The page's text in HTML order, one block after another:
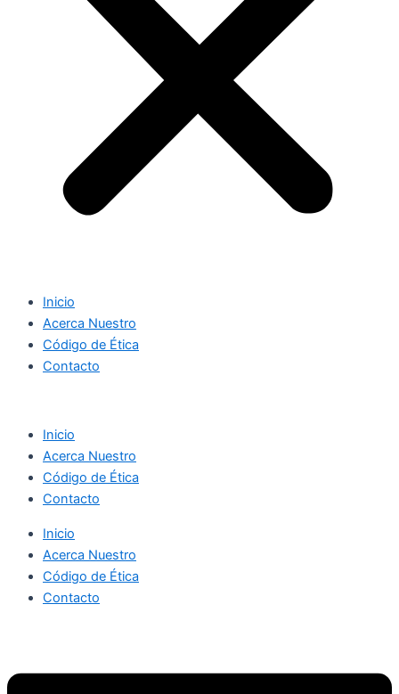
Inicio
Acerca Nuestro
Código de Ética
Contacto
Inicio
Acerca Nuestro
Código de Ética
Contacto
Inicio
Acerca Nuestro
Código de Ética
Contacto